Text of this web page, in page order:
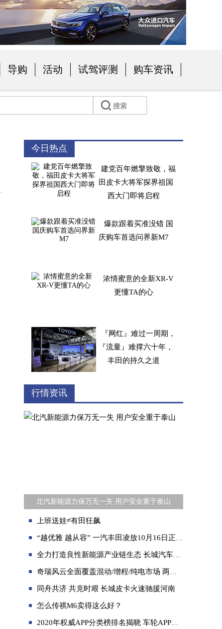
导购 活动 试驾评测 购车资讯
今日热点
建党百年燃擎致敬，福
田皮卡大将军探界祖国
西大门即将启程
爆款跟着买准没错 国
庆购车首选问界新M7
浓情蜜意的全新XR-V
更懂TA的心
『网红』难过一周期，
『流量』难撑六十年，
丰田的持久之道
汽车2025年营收再创新
高
行情资讯
北汽新能源力保万无一失 用户安全重于泰山
上班送娃≠有田狂飙
“越优雅 越从容” 一汽丰田凌放10月16日正式开启预订
全力打造良性新能源产业链生态 长城汽车新能源之志不在当下
奇瑞风云全面覆盖混动/增程/纯电市场 两年内发布11款新能源车型
同舟共济 共克时艰 长城皮卡火速驰援河南
怎么传祺M6卖得这么好？
2020年权威APP分类榜排名揭晓 车轮APP雄踞车后服务类榜首